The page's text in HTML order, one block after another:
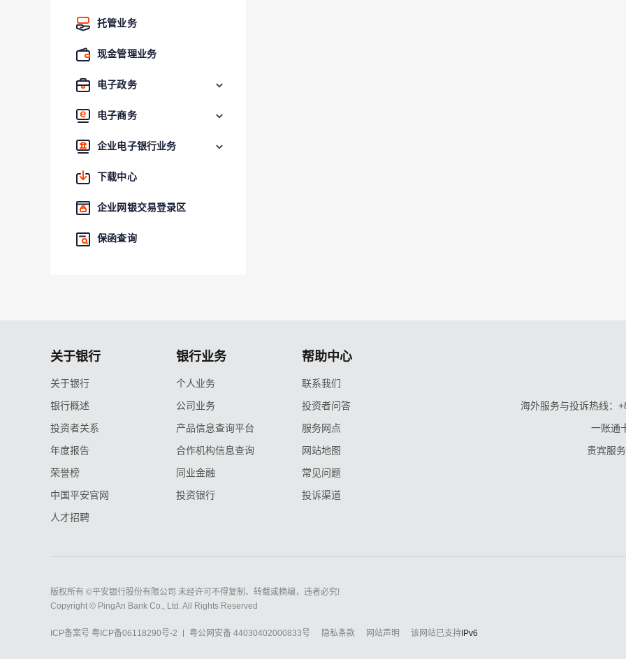
托管业务
现金管理业务
电子政务
电子商务
企业电子银行业务
下载中心
企业网银交易登录区
保函查询
关于银行
关于银行
银行概述
投资者关系
年度报告
荣誉榜
中国平安官网
人才招聘
银行业务
个人业务
公司业务
产品信息查询平台
合作机构信息查询
同业金融
投资银行
帮助中心
联系我们
投资者问答
服务网点
网站地图
常见问题
投诉渠道
海外服务与投诉热线：
一账通
贵宾服
版权所有 ©平安银行股份有限公司 未经许可不得复制、转载或摘编，违者必究!
Copyright © PingAn Bank Co., Ltd. All Rights Reserved
ICP备案号 粤ICP备06118290号-2 粤公网安备 44030402000833号 隐私条款 网站声明 该网站已支持 IPv6